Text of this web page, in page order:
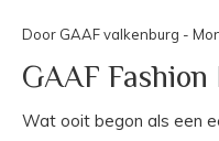
Door GAAF valkenburg -
GAAF Fashion
Wat ooit begon als een